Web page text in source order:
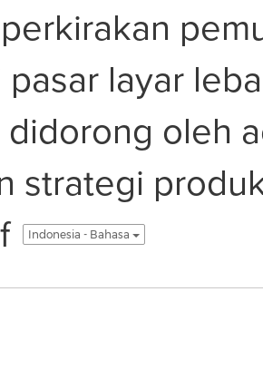
layar
oleh
strategi
Indonesia - Bahasa